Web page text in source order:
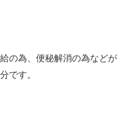
の為、便秘解消の為などが
です。